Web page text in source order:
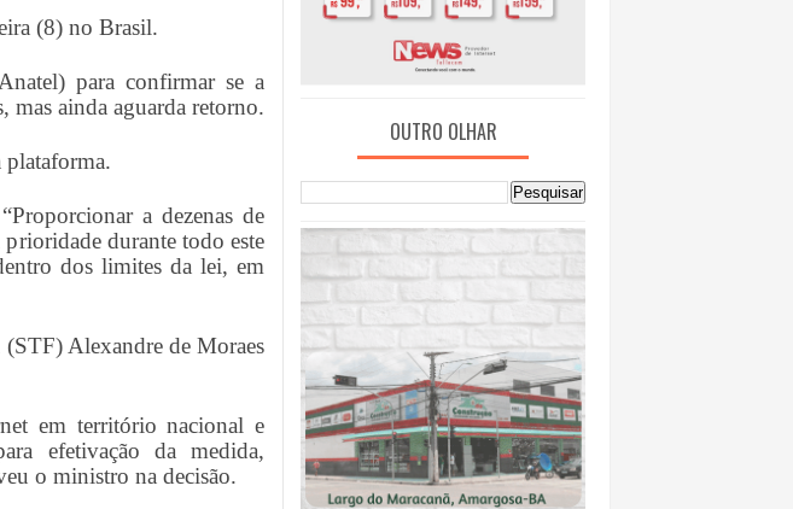
(8) no Brasil.
para confirmar se a
mas ainda aguarda retorno.
plataforma.
a dezenas de
durante todo este
dos limites da lei, em
Alexandre de Moraes
em território nacional e
efetivação da medida,
o ministro na decisão.
OUTRO OLHAR